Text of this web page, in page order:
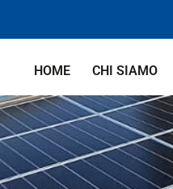
HOME CHI SIAMO